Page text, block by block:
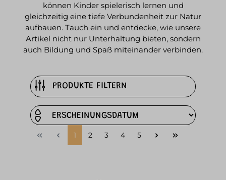
können Kinder spielerisch lernen und
gleichzeitig eine tiefe Verbundenheit zur Natur
aufbauen. Tauch ein und entdecke, wie unsere
Artikel nicht nur Unterhaltung bieten, sondern
auch Bildung und Spaß miteinander verbinden.
PRODUKTE FILTERN
1 2 3 4 5